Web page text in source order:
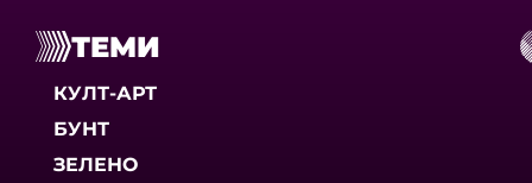
ТЕМИ
КУЛТ-АРТ
БУНТ
ЗЕЛЕНО